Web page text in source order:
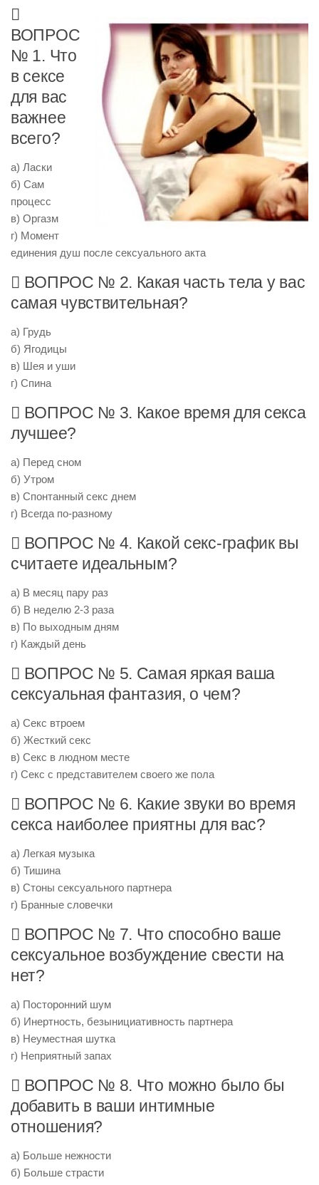

ВОПРОС
№ 1. Что
в сексе
для вас
важнее
всего?
а) Ласки
б) Сам
процесс
в) Оргазм
г) Момент
единения душ после сексуального акта
 ВОПРОС № 2. Какая часть тела у вас
самая чувствительная?
а) Грудь
б) Ягодицы
в) Шея и уши
г) Спина
 ВОПРОС № 3. Какое время для секса
лучшее?
а) Перед сном
б) Утром
в) Спонтанный секс днем
г) Всегда по-разному
 ВОПРОС № 4. Какой секс-график вы
считаете идеальным?
а) В месяц пару раз
б) В неделю 2-3 раза
в) По выходным дням
г) Каждый день
 ВОПРОС № 5. Самая яркая ваша
сексуальная фантазия, о чем?
а) Секс втроем
б) Жесткий секс
в) Секс в людном месте
г) Секс с представителем своего же пола
 ВОПРОС № 6. Какие звуки во время
секса наиболее приятны для вас?
а) Легкая музыка
б) Тишина
в) Стоны сексуального партнера
г) Бранные словечки
 ВОПРОС № 7. Что способно ваше
сексуальное возбуждение свести на
нет?
а) Посторонний шум
б) Инертность, безынициативность партнера
в) Неуместная шутка
г) Неприятный запах
 ВОПРОС № 8. Что можно было бы
добавить в ваши интимные
отношения?
а) Больше нежности
б) Больше страсти